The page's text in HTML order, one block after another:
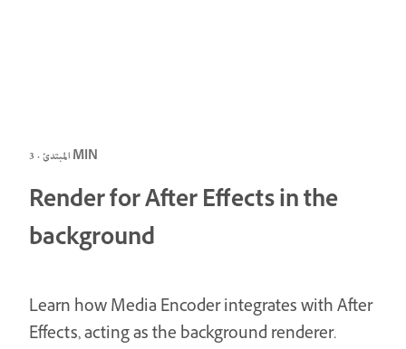
المبتدئ · 3 MIN
Render for After Effects in the
background
Learn how Media Encoder integrates with After
Effects, acting as the background renderer.